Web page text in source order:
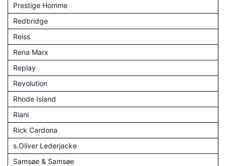
Prestige Homme
Redbridge
Reiss
Rena Marx
Replay
Revolution
Rhode Island
Riani
Rick Cardona
s.Oliver Lederjacke
Samsøe & Samsøe